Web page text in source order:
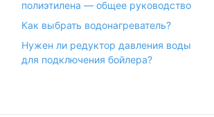
полиэтилена — общее руководство
Как выбрать водонагреватель?
Нужен ли редуктор давления воды
для подключения бойлера?